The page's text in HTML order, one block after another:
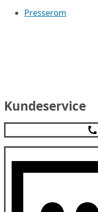
Presserom
Kundeservice